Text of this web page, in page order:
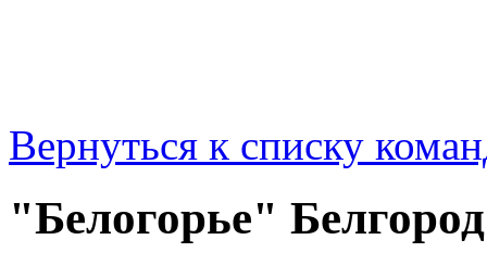
Вернуться к списку
"Белогорье" Белгород